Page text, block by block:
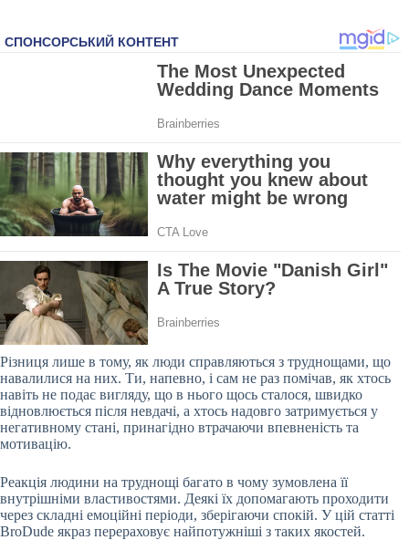
Різниця лише в тому, як люди справляються з труднощами, що
навалилися на них. Ти, напевно, і сам не раз помічав, як хтось
навіть не подає вигляду, що в нього щось сталося, швидко
відновлюється після невдачі, а хтось надовго затримується у
негативному стані, принагідно втрачаючи впевненість та
мотивацію.
Реакція людини на труднощі багато в чому зумовлена її
внутрішніми властивостями. Деякі їх допомагають проходити
через складні емоційні періоди, зберігаючи спокій. У цій статті
BroDude якраз перераховує найпотужніші з таких якостей.